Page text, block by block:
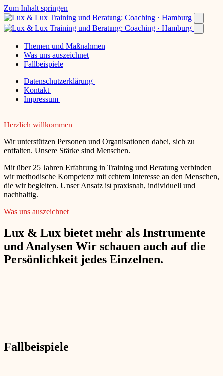
Zum Inhalt springen
Themen und Maßnahmen
Was uns auszeichnet
Fallbeispiele
Datenschutzerklärung
Kontakt
Impressum
Herzlich willkommen
Wir unterstützen Personen und Organisationen dabei, sich zu
entfalten. Unsere Stärke sind Menschen.
Mit über 25 Jahren Erfahrung in Training und Beratung verbinden
wir methodische Kompetenz mit echtem Interesse an den Menschen,
die wir begleiten. Unser Ansatz ist praxisnah, individuell und
nachhaltig.
Was uns auszeichnet
Lux & Lux bietet mehr als Instrumente
und Analysen Wir schauen auch auf die
Persönlichkeit jedes Einzelnen.
Fallbeispiele